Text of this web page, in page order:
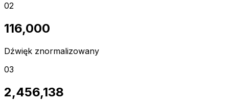
02
116,000
Dźwięk znormalizowany
03
2,456,138